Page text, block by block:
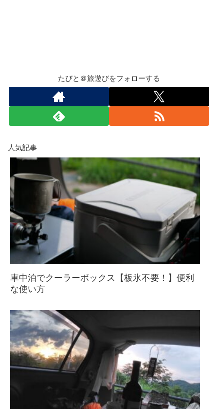
たびと＠旅遊びをフォローする
人気記事
車中泊でクーラーボックス【板氷不要！】便利
な使い方